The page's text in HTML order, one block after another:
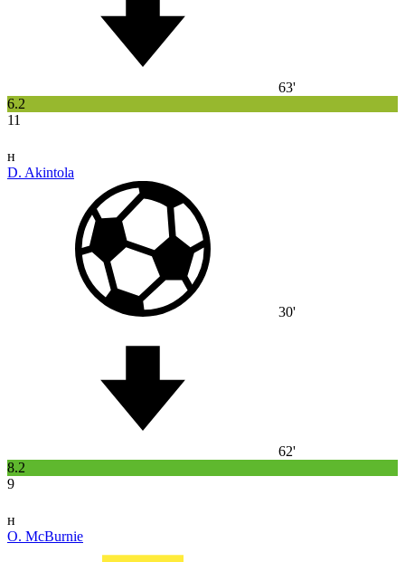
63'
6.2
11
н
D. Akintola
30'
62'
8.2
9
н
O. McBurnie